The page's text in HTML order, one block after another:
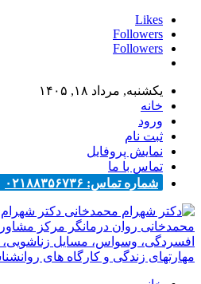
Likes
Followers
Followers
یکشنبه, مرداد ۱۸, ۱۴۰۵
خانه
ورود
ثبت نام
نمایش پروفایل
تماس با ما
شماره تماس: ۰۲۱۸۸۳۵۶۷۳۶
دکتر
محمدخانی روان درمانگر مرکز
افسردگی، وسواس، مسایل
مهارتهای زندگی و کارگاه های